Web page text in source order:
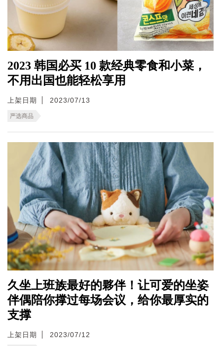
2023 韩国必买 10 款经典零食和小菜，
不用出国也能轻松享用
上架日期 2023/07/13
严选商品
久坐上班族最好的夥伴！让可爱的坐姿
伴偶陪你撑过每场会议，给你最厚实的
支撑
上架日期 2023/07/12